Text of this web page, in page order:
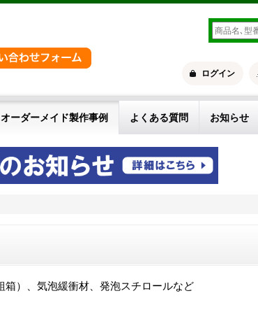
ログイン
オーダーメイド製作事例 よくある質問 お知らせ
）、気泡緩衝材、発泡スチロールなど